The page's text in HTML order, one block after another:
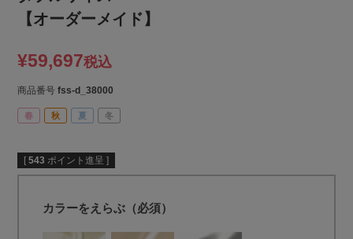
【オーダーメイド】
¥59,697税込
商品番号 fss-d_38000
春 秋 夏 冬
[ 543 ポイント進呈 ]
カラーをえらぶ（必須）